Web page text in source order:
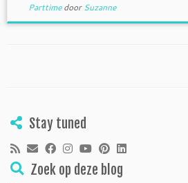
ParttimedoorSuzanne
Stay tuned
Zoek op deze blog